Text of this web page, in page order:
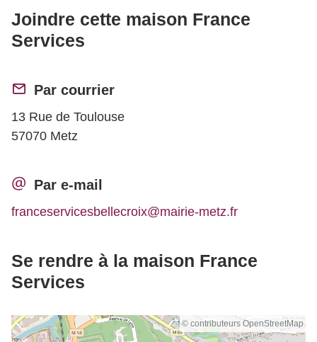
Joindre cette maison France
Services
Par courrier
13 Rue de Toulouse
57070 Metz
Par e-mail
franceservicesbellecroix@mairie-metz.fr
Se rendre à la maison France
Services
© contributeurs OpenStreetMap